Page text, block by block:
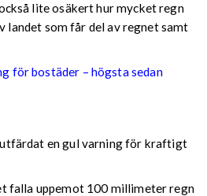
lite osäkert hur mycket regn
landet som får del av regnet samt
för bostäder – högsta sedan
utfärdat en gul varning för kraftigt
falla uppemot 100 millimeter regn